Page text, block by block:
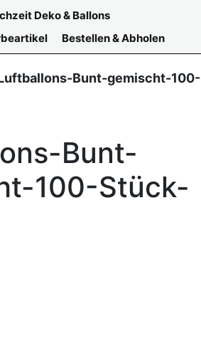
Deko & Ballons
Bestellen & Abholen
Bunt-gemischt-100-
Bunt-
100-Stück-